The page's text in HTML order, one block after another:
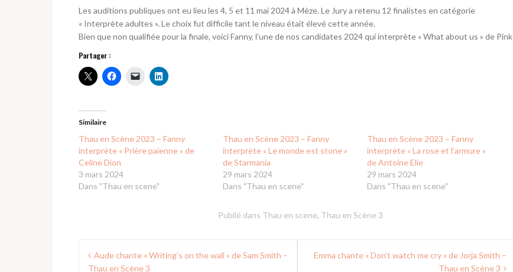
Les auditions publiques ont eu lieu les 4, 5 et 11 mai 2024 à Mèze. Le Jury a retenu 12 finalistes en catégorie
« Interprète adultes ». Le choix fut difficile tant le niveau était élevé cette année.
Bien que non qualifiée pour la finale, voici Fanny, l’une de nos candidates 2024 qui interprète « What about us » de Pink
Partager :
Similaire
Thau en Scène 2023 – Fanny
interprète « Prière païenne » de
Celine Dion
3 mars 2024
Dans "Thau en scene"
Thau en Scène 2023 – Fanny
interprète « Le monde est stone »
de Starmania
29 mars 2024
Dans "Thau en scene"
Thau en Scène 2023 – Fanny
interprète « La rose et l’armure »
de Antoine Elie
29 mars 2024
Dans "Thau en scene"
Publié dans Thau en scene, Thau en Scène 3
Navigation
Aude chante « Writing’s on the wall » de Sam Smith –
Thau en Scène 3
Emma chante « Don’t watch me cry » de Jorja Smith –
Thau en Scène 3